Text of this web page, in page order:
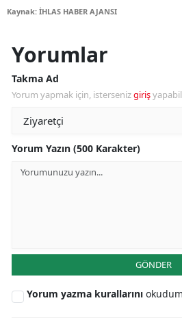
Kaynak: İHLAS HABER AJANSI
Yorumlar
Takma Ad
Yorum yapmak için, istersenizgiriş
Yorum Yazın (500 Karakter)
GÖNDER
Yorum yazma kurallarını